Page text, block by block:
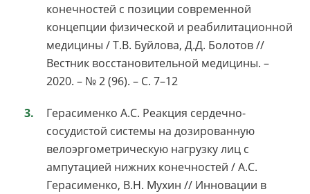
конечностей с позиции современной
концепции физической и реабилитационной
медицины / Т.В. Буйлова, Д.Д. Болотов //
Вестник восстановительной медицины. –
2020. – № 2 (96). – C. 7–12
Герасименко А.С. Реакция сердечно-
сосудистой системы на дозированную
велоэргометрическую нагрузку лиц с
ампутацией нижних конечностей / А.С.
Герасименко, В.Н. Мухин // Инновации в